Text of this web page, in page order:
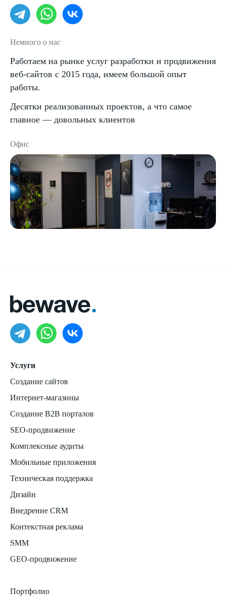
Немного о нас
Работаем на рынке услуг разработки и продвижения
веб-сайтов с 2015 года, имеем большой опыт
работы.
Десятки реализованных проектов, а что самое
главное — довольных клиентов
Офис
Услуги
Создание сайтов
Интернет-магазины
Создание B2B порталов
SEO-продвижение
Комплексные аудиты
Мобильные приложения
Техническая поддержка
Дизайн
Внедрение CRM
Контекстная реклама
SMM
GEO-продвижение
Портфолио